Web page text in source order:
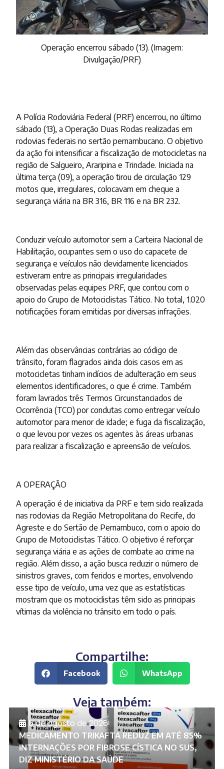
Operação encerrou sábado (13). (Imagem:
Divulgação/PRF)
A Polícia Rodoviária Federal (PRF) encerrou, no último
sábado (13), a Operação Duas Rodas realizadas em
rodovias federais no sertão pernambucano. O objetivo
da ação foi intensificar a fiscalização de motocicletas na
região de Salgueiro, Araripina e Trindade. Iniciada na
última terça (09), a operação tirou de circulação 129
motos que, irregulares, colocavam em cheque a
segurança viária na BR 316, BR 116 e na BR 232.
Conduzir veículo automotor sem a Carteira Nacional de
Habilitação, ocupantes sem o uso do capacete de
segurança e veículos não devidamente licenciados
estiveram entre as principais irregularidades
observadas pelas equipes PRF, que contou com o
apoio do Grupo de Motociclistas Tático. No total, 1.020
notificações foram emitidas por diversas infrações.
Além das observâncias contrárias ao código de
trânsito, foram flagrados ainda dois casos em as
motocicletas tinham indícios de adulteração em seus
elementos identificadores, o que é crime. Também
foram lavrados três Termos Circunstanciados de
Ocorrência (TCO) por condutas como entregar veículo
automotor para menor de idade; e fuga da fiscalização,
o que levou por vezes os agentes às áreas urbanas
para realizar a fiscalização e apreensão de veículos.
A OPERAÇÃO
A operação é de iniciativa da PRF e tem sido realizada
nas rodovias da Região Metropolitana do Recife, do
Agreste e do Sertão de Pernambuco, com o apoio do
Grupo de Motociclistas Tático. O objetivo é reforçar
segurança viária e as ações de combate ao crime na
região. Além disso, a ação busca reduzir o número de
sinistros graves, com feridos e mortes, envolvendo
esse tipo de veículo, uma vez que as estatísticas
mostram que os motociclistas têm sido as principais
vítimas da violência no trânsito em todo o país.
Compartilhe:
Facebook WhatsApp
Veja também:
8 de agosto de 2026
MEDICAMENTO TRIKAFTA REDUZ EM ATÉ 85%
INTERNAÇÕES POR FIBROSE CÍSTICA NO SUS,
DIZ MINISTÉRIO DA SAÚDE